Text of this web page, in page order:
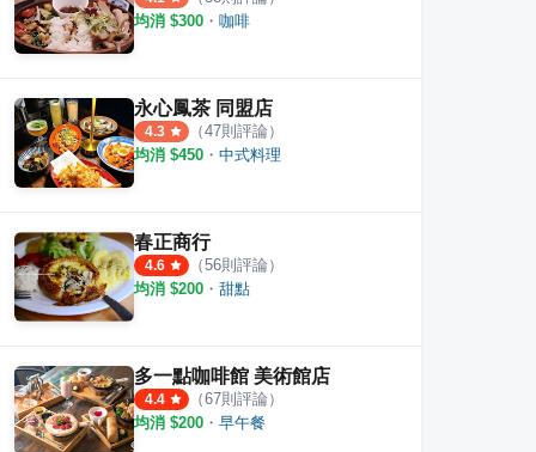
均消 $300 ・ 咖啡
永心鳳茶 同盟店
4.3 （47則評論）
均消 $450 ・ 中式料理
春正商行
4.6 （56則評論）
均消 $200 ・ 甜點
多一點咖啡館 美術館店
4.4 （67則評論）
均消 $200 ・ 早午餐